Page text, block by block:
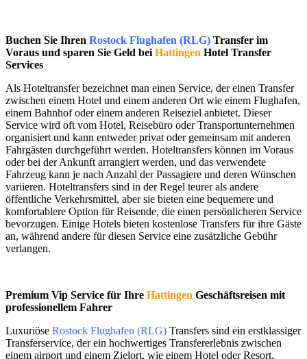
Buchen Sie Ihren Rostock Flughafen (RLG) Transfer im
Voraus und sparen Sie Geld bei Hattingen Hotel Transfer
Services
Als Hoteltransfer bezeichnet man einen Service, der einen Transfer
zwischen einem Hotel und einem anderen Ort wie einem Flughafen,
einem Bahnhof oder einem anderen Reiseziel anbietet. Dieser
Service wird oft vom Hotel, Reisebüro oder Transportunternehmen
organisiert und kann entweder privat oder gemeinsam mit anderen
Fahrgästen durchgeführt werden. Hoteltransfers können im Voraus
oder bei der Ankunft arrangiert werden, und das verwendete
Fahrzeug kann je nach Anzahl der Passagiere und deren Wünschen
variieren. Hoteltransfers sind in der Regel teurer als andere
öffentliche Verkehrsmittel, aber sie bieten eine bequemere und
komfortablere Option für Reisende, die einen persönlicheren Service
bevorzugen. Einige Hotels bieten kostenlose Transfers für ihre Gäste
an, während andere für diesen Service eine zusätzliche Gebühr
verlangen.
Premium Vip Service für Ihre Hattingen Geschäftsreisen mit
professionellem Fahrer
Luxuriöse Rostock Flughafen (RLG) Transfers sind ein erstklassiger
Transferservice, der ein hochwertiges Transfererlebnis zwischen
einem airport und einem Zielort, wie einem Hotel oder Resort,